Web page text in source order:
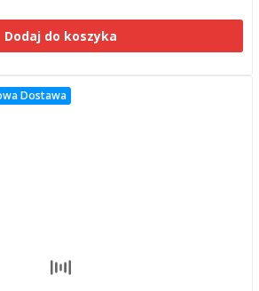
Dodaj do koszyka
Dostawa